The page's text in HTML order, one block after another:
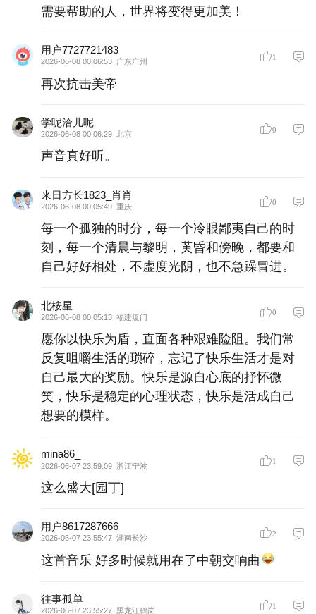
需要帮助的人，世界将变得更加美！
用户7727721483
2026-06-08 00:06:53 广东广州
1
再次抗击美帝
学呢洽儿呢
2026-06-08 00:06:29 北京
0
声音真好听。
来日方长1823_肖肖
2026-06-08 00:05:49 重庆
0
每一个孤独的时分，每一个冷眼鄙夷自己的时
刻，每一个清晨与黎明，黄昏和傍晚，都要和
自己好好相处，不虚度光阴，也不急躁冒进。
北桉星
2026-06-08 00:05:13 福建厦门
0
愿你以快乐为盾，直面各种艰难险阻。我们常
反复咀嚼生活的琐碎，忘记了快乐生活才是对
自己最大的奖励。快乐是源自心底的抒怀微
笑，快乐是稳定的心理状态，快乐是活成自己
想要的模样。
mina86_
2026-06-07 23:59:09 浙江宁波
1
这么盛大[园丁]
用户8617287666
2026-06-07 23:55:47 湖南长沙
2
这首音乐 好多时候就用在了中朝交响曲
往事孤单
2026-06-07 23:55:27 黑龙江鹤岗
1